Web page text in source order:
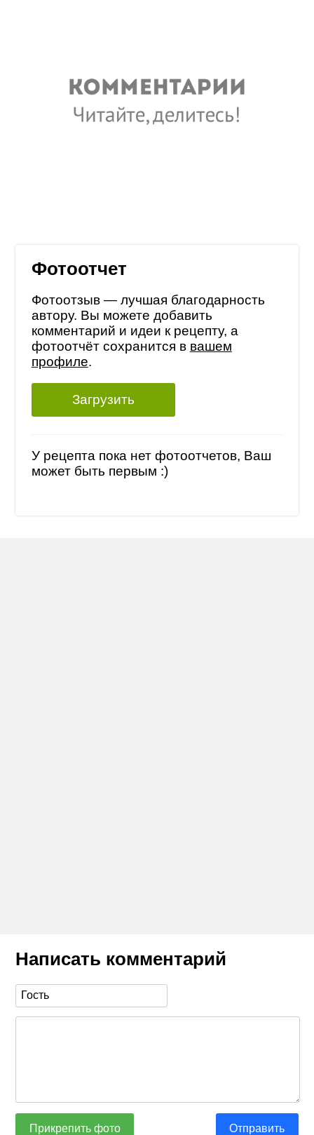
Фотоотчет
Фотоотзыв — лучшая благодарность
автору. Вы можете добавить
комментарий и идеи к рецепту, а
фотоотчёт сохранится в вашем
профиле.
Загрузить
У рецепта пока нет фотоотчетов, Ваш
может быть первым :)
Написать комментарий
Прикрепить фото Отправить